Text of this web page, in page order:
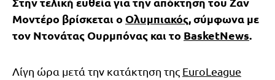
Μοντέρο βρίσκεται ο Ολυμπιακός, σύμφωνα με
τον Ντονάτας Ουρμπόνας και το BasketNews.
Λίγη ώρα μετά την κατάκτηση της EuroLeague